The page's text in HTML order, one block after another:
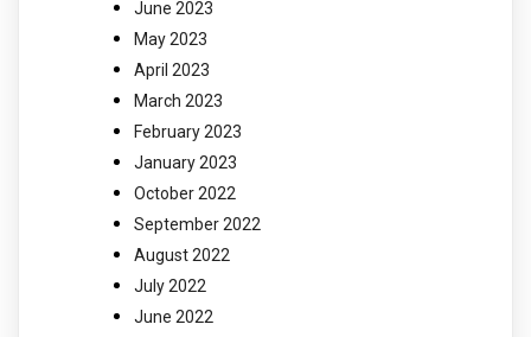
June 2023
May 2023
April 2023
March 2023
February 2023
January 2023
October 2022
September 2022
August 2022
July 2022
June 2022